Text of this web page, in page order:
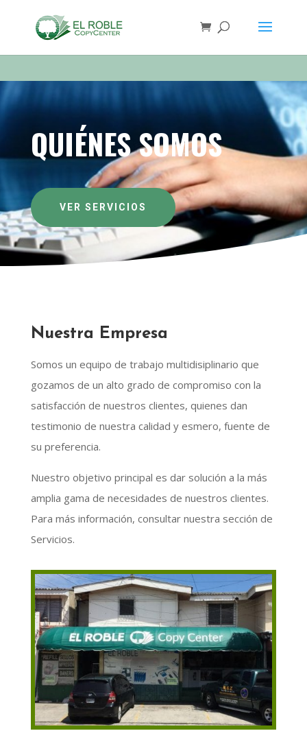
QUIÉNES SOMOS
VER SERVICIOS
Nuestra Empresa
Somos un equipo de trabajo multidisiplinario que
gozamos de un alto grado de compromiso con la
satisfacción de nuestros clientes, quienes dan
testimonio de nuestra calidad y esmero, fuente de
su preferencia.
Nuestro objetivo principal es dar solución a la más
amplia gama de necesidades de nuestros clientes.
Para más información, consultar nuestra sección de
Servicios.